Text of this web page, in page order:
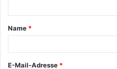
t
a
Name *
E-Mail-Adresse *